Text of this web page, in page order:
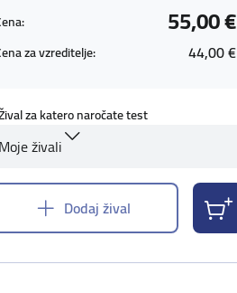
55,00 €
za vzreditelje: 44,00 €
za katero naročate test
Moje živali
Dodaj žival